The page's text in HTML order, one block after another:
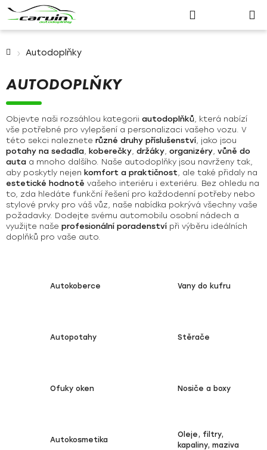
Přihlášení
košík
Autodoplňky
AUTODOPLŇKY
Objevte naši rozsáhlou kategorii autodoplňků, která nabízí
vše potřebné pro vylepšení a personalizaci vašeho vozu. V
této sekci naleznete různé druhy příslušenství, jako jsou
potahy na sedadla, koberečky, držáky, organizéry, vůně do
auta a mnoho dalšího. Naše autodoplňky jsou navrženy tak,
aby poskytly nejen komfort a praktičnost, ale také přidaly na
estetické hodnotě vašeho interiéru i exteriéru. Bez ohledu na
to, zda hledáte funkční řešení pro každodenní potřeby nebo
stylové prvky pro váš vůz, naše nabídka pokrývá všechny vaše
požadavky. Dodejte svému automobilu osobní nádech a
využijte naše profesionální poradenství při výběru ideálních
doplňků pro vaše auto.
Autokoberce Vany do kufru
Autopotahy Stěrače
Ofuky oken Nosiče a boxy
Autokosmetika
Oleje, filtry,
kapaliny, maziva